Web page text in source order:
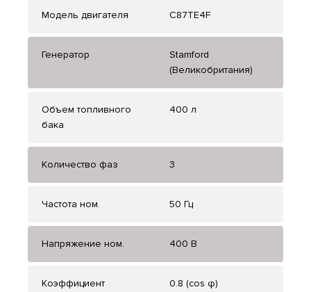
Модель двигателя C87TE4F
Генератор
Stamford
(Великобритания)
Объем топливного
бака
400 л
Количество фаз 3
Частота ном. 50 Гц
Напряжение ном. 400 В
Коэффициент 0.8 (cos φ)